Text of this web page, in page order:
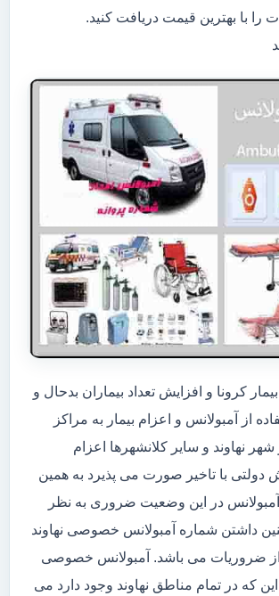
را با بهترین قیمت دریافت کنید.
کرونا و افزایش تعداد بیماران بدحال و
از آمبولانس و اعزام بیمار به مراکز
نهاوند و سایر کلانشهرها اعزام
دولتی با تاخیر صورت می پذیرد به همین
آمبولانس در این وضعیت ضروری به نظر
داشتن شماره آمبولانس خصوصی نهاوند
از ضروریات می باشد. آمبولانس خصوصی
این که در تمام مناطق نهاوند وجود دارد می